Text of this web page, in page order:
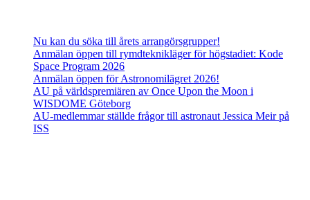
Nu kan du söka till årets arrangörsgrupper!
Anmälan öppen till rymdteknikläger för högstadiet: Kode
Space Program 2026
Anmälan öppen för Astronomilägret 2026!
AU på världspremiären av Once Upon the Moon i
WISDOME Göteborg
AU-medlemmar ställde frågor till astronaut Jessica Meir på
ISS